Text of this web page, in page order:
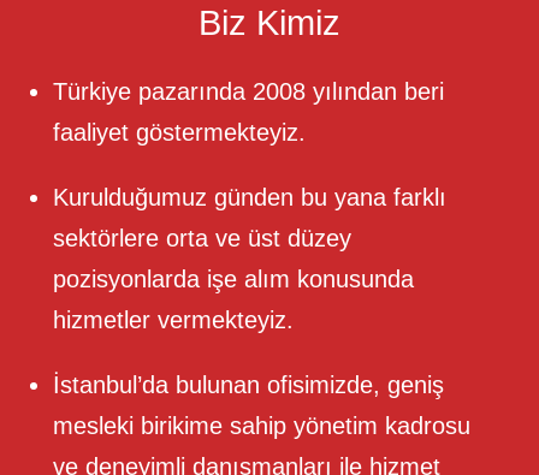
Biz Kimiz
Türkiye pazarında 2008 yılından beri
faaliyet göstermekteyiz.
Kurulduğumuz günden bu yana farklı
sektörlere orta ve üst düzey
pozisyonlarda işe alım konusunda
hizmetler vermekteyiz.
İstanbul’da bulunan ofisimizde, geniş
mesleki birikime sahip yönetim kadrosu
ve deneyimli danışmanları ile hizmet